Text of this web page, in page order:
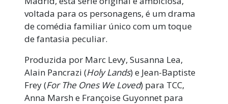
voltada para os personagens, é um drama
de comédia familiar único com um toque
de fantasia peculiar.
Produzida por Marc Levy, Susanna Lea,
Alain Pancrazi (Holy Lands) e Jean-Baptiste
Frey (For The Ones We Loved) para TCC,
Anna Marsh e Françoise Guyonnet para